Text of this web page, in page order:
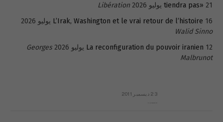
tiendra pas» 21 يوليو 2026
Libération
L’Irak, Washington et le vrai retour de l’histoire 16 يوليو 2026
Walid Sinno
La reconfiguration du pouvoir iranien 12 يوليو 2026
Georges
Malbrunot
23 ديسمبر 2011